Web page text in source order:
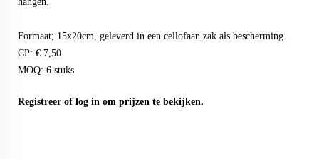
Formaat; 15x20cm, geleverd in een cellofaan zak als bescherming.
CP: € 7,50
MOQ: 6 stuks
Registreer of log in om prijzen te bekijken.